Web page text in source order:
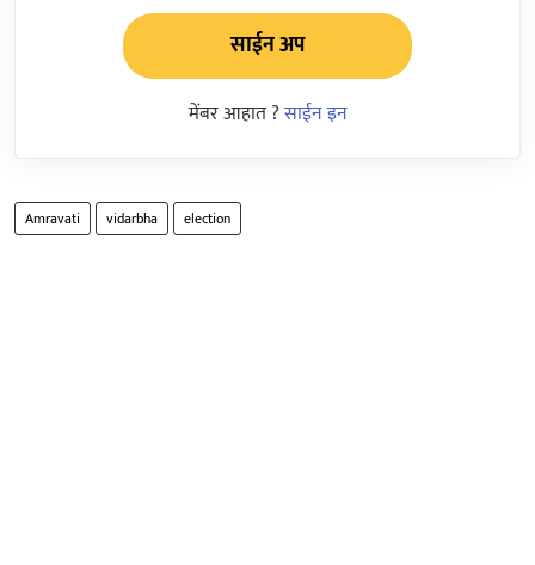
साईन अप
मेंबर आहात ?साईन इन
Amravati vidarbha election